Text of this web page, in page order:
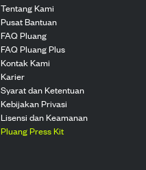
Tentang Kami
Pusat Bantuan
FAQ Pluang
FAQ Pluang Plus
Kontak Kami
Karier
Syarat dan Ketentuan
Kebijakan Privasi
Lisensi dan Keamanan
Pluang Press Kit